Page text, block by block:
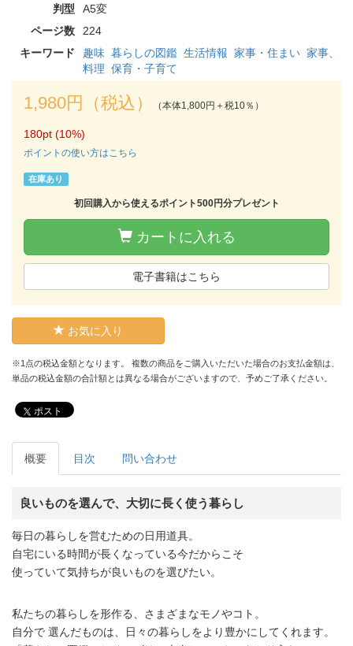
判型
A5変
ページ数
224
キーワード
趣味 暮らしの図鑑 生活情報 家事・住まい 家事、
料理 保育・子育て
1,980円（税込） （本体1,800円＋税10％）
180pt (10%)
ポイントの使い方はこちら
在庫あり
初回購入から使えるポイント500円分プレゼント
カートに入れる
電子書籍はこちら
お気に入り
※1点の税込金額となります。 複数の商品をご購入いただいた場合のお支払金額は、
単品の税込金額の合計額とは異なる場合がございますので、予めご了承ください。
ポスト
概要 目次 問い合わせ
良いものを選んで、大切に長く使う暮らし
毎日の暮らしを営むための日用道具。
自宅にいる時間が長くなっている今だからこそ
使っていて気持ちが良いものを選びたい。
私たちの暮らしを形作る、さまざまなモノやコト。
自分で 選んだものは、日々の暮らしをより豊かにしてくれます。